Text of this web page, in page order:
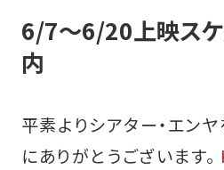
6/7～6/20上映スケ
内
平素よりシアター・エン
にありがとうございます。